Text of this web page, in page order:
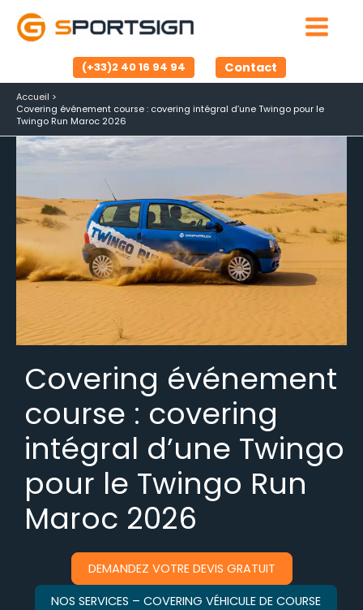
contenu
(+33)2 40 16 94 94 Contact
Accueil
Covering événement course : covering intégral d’une Twingo pour le
Twingo Run Maroc 2026
Covering événement
course : covering
intégral d’une Twingo
pour le Twingo Run
Maroc 2026
DEMANDEZ VOTRE DEVIS GRATUIT
NOS SERVICES – COVERING VÉHICULE DE COURSE